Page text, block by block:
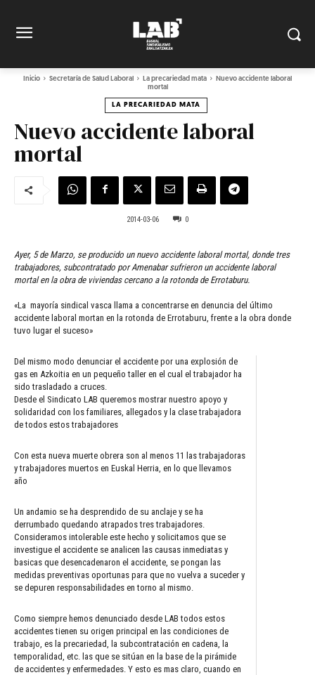
Inicio Secretaría de Salud Laboral La precariedad mata
Nuevo accidente laboral
mortal
LA PRECARIEDAD MATA
Nuevo accidente laboral
mortal
2014-03-06 0
Ayer, 5 de Marzo, se producido un nuevo accidente laboral mortal, donde tres
trabajadores, subcontratado por Amenabar sufrieron un accidente laboral
mortal en la obra de viviendas cercano a la rotonda de Errotaburu.
«La mayoría sindical vasca llama a concentrarse en denuncia del último
accidente laboral mortan en la rotonda de Errotaburu, frente a la obra donde
tuvo lugar el suceso»
Del mismo modo denunciar el accidente por una explosión de
gas en Azkoitia en un pequeño taller en el cual el trabajador ha
sido trasladado a cruces.
Desde el Sindicato LAB queremos mostrar nuestro apoyo y
solidaridad con los familiares, allegados y la clase trabajadora
de todos estos trabajadores
Con esta nueva muerte obrera son al menos 11 las trabajadoras
y trabajadores muertos en Euskal Herria, en lo que llevamos
año
Un andamio se ha desprendido de su anclaje y se ha
derrumbado quedando atrapados tres trabajadores.
Consideramos intolerable este hecho y solicitamos que se
investigue el accidente se analicen las causas inmediatas y
basicas que desencadenaron el accidente, se pongan las
medidas preventivas oportunas para que no vuelva a suceder y
se depuren responsabilidades en torno al mismo.
Como siempre hemos denunciado desde LAB todos estos
accidentes tienen su origen principal en las condiciones de
trabajo, es la precariedad, la subcontratación en cadena, la
temporalidad, etc. las que se sitúan en la base de la pirámide
de accidentes y enfermedades. Y esto es mas claro, cuando en